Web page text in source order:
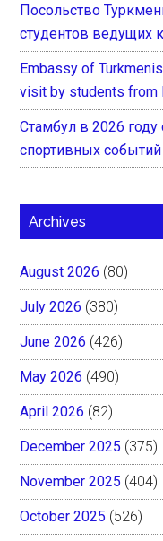
Посольство
студентов ведущих
Embassy of
visit by students from
Стамбул в 2026 году
спортивных
Archives
August 2026 (80)
July 2026 (380)
June 2026 (426)
May 2026 (490)
April 2026 (82)
December 2025 (375)
November 2025 (404)
October 2025 (526)